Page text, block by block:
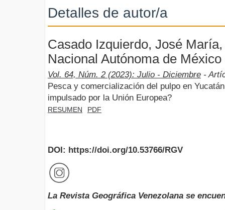
Detalles de autor/a
Casado Izquierdo, José
Nacional Autónoma de
Vol. 64, Núm. 2 (2023): Julio - Diciembre -
Pesca y comercialización del pulpo en
impulsado por la Unión Europea?
RESUMEN PDF
DOI: https://doi.org/10.53766/RGV
La Revista Geográfica Venezolana se